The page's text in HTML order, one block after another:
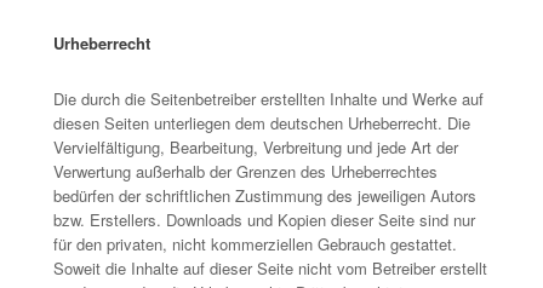
Urheberrecht
Die durch die Seitenbetreiber erstellten Inhalte und Werke auf
diesen Seiten unterliegen dem deutschen Urheberrecht. Die
Vervielfältigung, Bearbeitung, Verbreitung und jede Art der
Verwertung außerhalb der Grenzen des Urheberrechtes
bedürfen der schriftlichen Zustimmung des jeweiligen Autors
bzw. Erstellers. Downloads und Kopien dieser Seite sind nur
für den privaten, nicht kommerziellen Gebrauch gestattet.
Soweit die Inhalte auf dieser Seite nicht vom Betreiber erstellt